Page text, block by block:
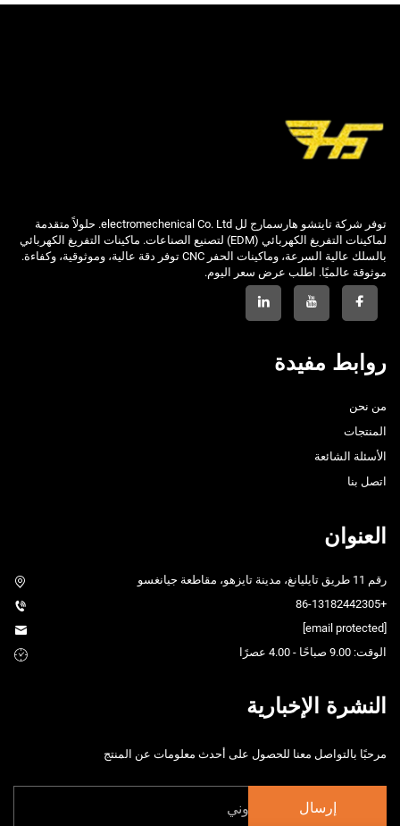
توفر شركة تايتشو هارسمارج لل electromechenical Co. Ltd. حلولاً متقدمة
لماكينات التفريغ الكهربائي (EDM) لتصنيع الصناعات. ماكينات التفريغ الكهربائي
بالسلك عالية السرعة، وماكينات الحفر CNC توفر دقة عالية، وموثوقية، وكفاءة.
موثوقة عالميًا. اطلب عرض سعر اليوم.
روابط مفيدة
من نحن
المنتجات
الأسئلة الشائعة
اتصل بنا
العنوان
رقم 11 طريق تايليانغ، مدينة تايزهو، مقاطعة جيانغسو
+86-13182442305
الوقت: 9.00 صباحًا - 4.00 عصرًا
النشرة الإخبارية
مرحبًا بالتواصل معنا للحصول على أحدث معلومات عن المنتج
إرسال